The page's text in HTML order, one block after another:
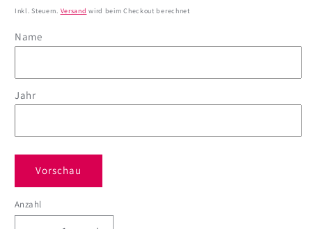
Preis
Inkl. Steuern. Versand wird beim Checkout berechnet
Name
Jahr
Vorschau
Anzahl
Anzahl